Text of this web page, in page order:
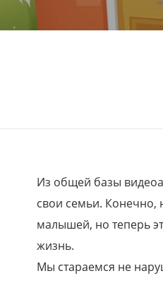
Из общей базы
свои семьи. Конечно,
малышей, но теперь
жизнь.
Мы стараемся не